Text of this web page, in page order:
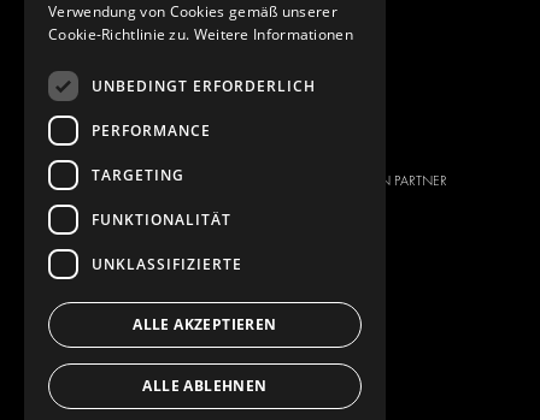
FORD
IVECO
MAXUS
MERCEDES
NISSAN
PEUGEOT
RENAULT
TOYOTA
VOLKSWAGEN
NEUIGKEITEN
KONTAKT
WERDEN SIE EIN PARTNER
Verwendung von Cookies gemäß unserer
Cookie-Richtlinie zu. Weitere Informationen
UNBEDINGT ERFORDERLICH
PERFORMANCE
TARGETING
FUNKTIONALITÄT
UNKLASSIFIZIERTE
ALLE AKZEPTIEREN
ALLE ABLEHNEN